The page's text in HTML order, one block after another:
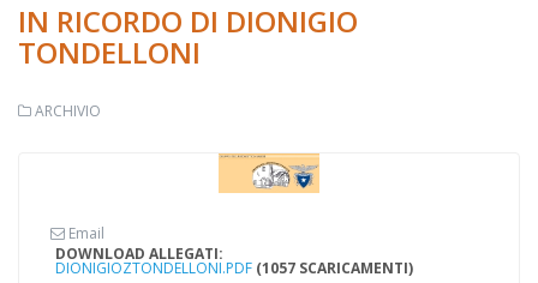
IN RICORDO DI DIONIGIO
TONDELLONI
ARCHIVIO
Email
DOWNLOAD ALLEGATI:
DIONIGIOZTONDELLONI.PDF (1057 SCARICAMENTI)